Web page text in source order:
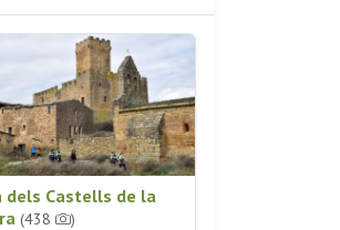
dels Castells de la
(438 )